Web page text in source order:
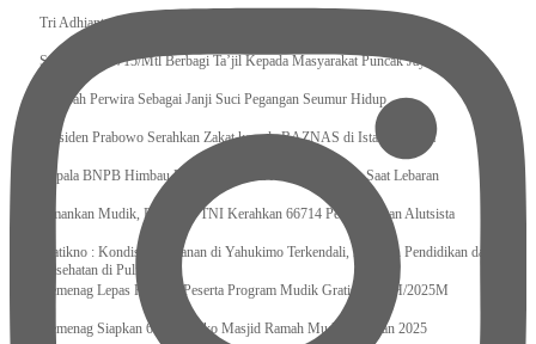
Tri Adhianto : Kota Bekasi Bisa Mempertahankan Keharmonisasian
Satgas Yonif 715/Mtl Berbagi Ta’jil Kepada Masyarakat Puncak Jaya
Sumpah Perwira Sebagai Janji Suci Pegangan Seumur Hidup
Presiden Prabowo Serahkan Zakat kepada BAZNAS di Istana Negara
Kepala BNPB Himbau Pemda Waspada Potensi Bencana Saat Lebaran
Amankan Mudik, Panglima TNI Kerahkan 66714 Personel Dan Alutsista
Pratikno : Kondisi Keamanan di Yahukimo Terkendali, Layanan Pendidikan dan
Kesehatan di Pulihkan
Kemenag Lepas Ratusan Peserta Program Mudik Gratis 1446 H/2025M
Kemenag Siapkan 6.180 Posko Masjid Ramah Mudik Lebaran 2025